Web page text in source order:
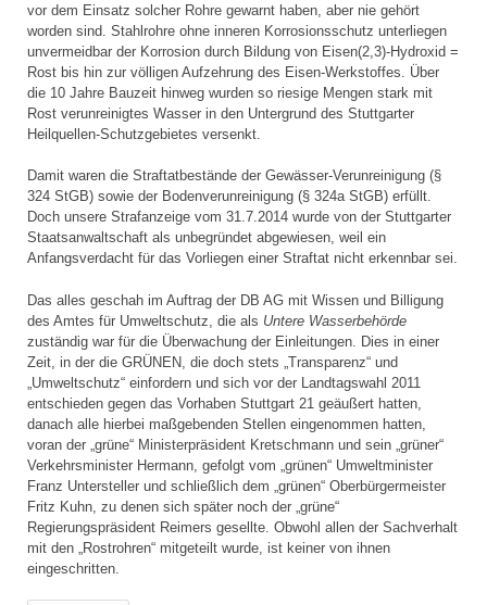
vor dem Einsatz solcher Rohre gewarnt haben, aber nie gehört
worden sind. Stahlrohre ohne inneren Korrosionsschutz unterliegen
unvermeidbar der Korrosion durch Bildung von Eisen(2,3)-Hydroxid =
Rost bis hin zur völligen Aufzehrung des Eisen-Werkstoffes. Über
die 10 Jahre Bauzeit hinweg wurden so riesige Mengen stark mit
Rost verunreinigtes Wasser in den Untergrund des Stuttgarter
Heilquellen-Schutzgebietes versenkt.
Damit waren die Straftatbestände der Gewässer-Verunreinigung (§
324 StGB) sowie der Bodenverunreinigung (§ 324a StGB) erfüllt.
Doch unsere Strafanzeige vom 31.7.2014 wurde von der Stuttgarter
Staatsanwaltschaft als unbegründet abgewiesen, weil ein
Anfangsverdacht für das Vorliegen einer Straftat nicht erkennbar sei.
Das alles geschah im Auftrag der DB AG mit Wissen und Billigung
des Amtes für Umweltschutz, die als Untere Wasserbehörde
zuständig war für die Überwachung der Einleitungen. Dies in einer
Zeit, in der die GRÜNEN, die doch stets „Transparenz“ und
„Umweltschutz“ einfordern und sich vor der Landtagswahl 2011
entschieden gegen das Vorhaben Stuttgart 21 geäußert hatten,
danach alle hierbei maßgebenden Stellen eingenommen hatten,
voran der „grüne“ Ministerpräsident Kretschmann und sein „grüner“
Verkehrsminister Hermann, gefolgt vom „grünen“ Umweltminister
Franz Untersteller und schließlich dem „grünen“ Oberbürgermeister
Fritz Kuhn, zu denen sich später noch der „grüne“
Regierungspräsident Reimers gesellte. Obwohl allen der Sachverhalt
mit den „Rostrohren“ mitgeteilt wurde, ist keiner von ihnen
eingeschritten.